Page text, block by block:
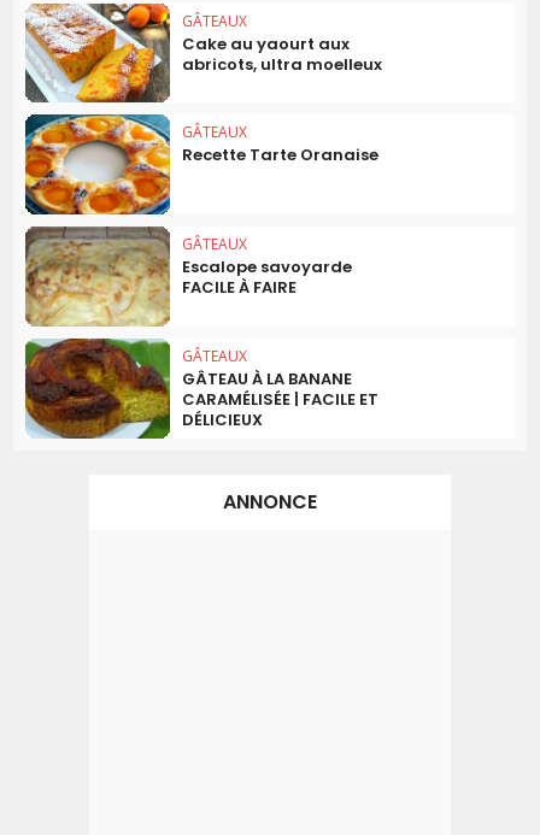
GÂTEAUX
Cake au yaourt aux
abricots, ultra moelleux
GÂTEAUX
Recette Tarte Oranaise
GÂTEAUX
Escalope savoyarde
FACILE À FAIRE
GÂTEAUX
GÂTEAU À LA BANANE
CARAMÉLISÉE | FACILE ET
DÉLICIEUX
ANNONCE